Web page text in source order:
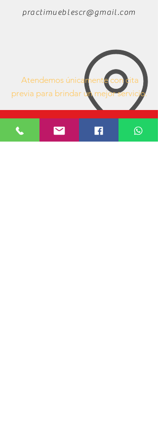
practimueblescr@gmail.com
Atendemos únicamente con cita
previa para brindar un mejor servicio.